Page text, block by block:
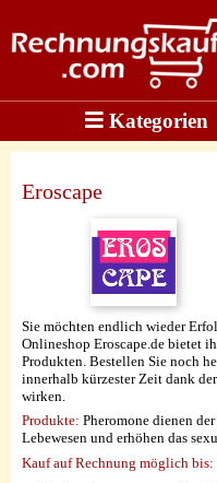
Kategorien
Eroscape
Sie möchten endlich wieder
Onlineshop Eroscape.de bietet
Produkten. Bestellen Sie noch
innerhalb kürzester Zeit dank
wirken.
Produkte: Pheromone dienen
Lebewesen und erhöhen das
Kauf auf Rechnung möglich bis: